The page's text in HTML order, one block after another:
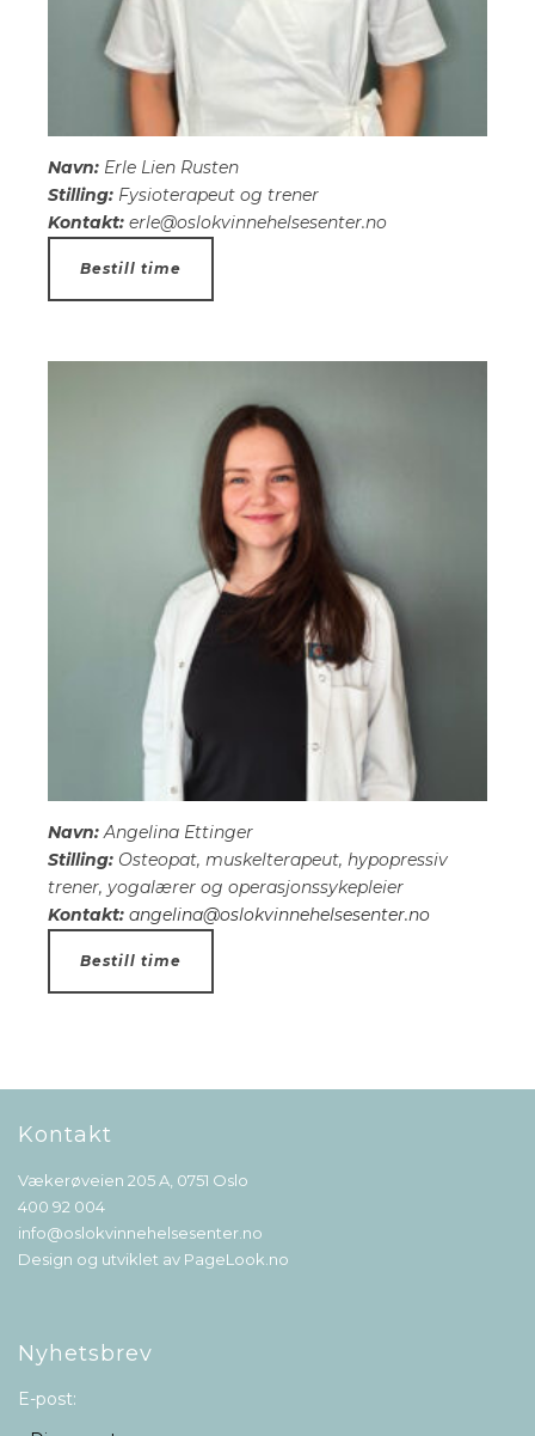
Navn: Erle Lien Rusten
Stilling: Fysioterapeut og trener
Kontakt: erle@oslokvinnehelsesenter.no
Bestill time
Navn:Angelina Ettinger
Stilling: Osteopat, muskelterapeut, hypopressiv
trener, yogalærer og operasjonssykepleier
Kontakt: angelina@oslokvinnehelsesenter.no
Bestill time
Kontakt
Vækerøveien 205 A, 0751 Oslo
400 92 004
info@oslokvinnehelsesenter.no
Design og utviklet av PageLook.no
Nyhetsbrev
E-post: